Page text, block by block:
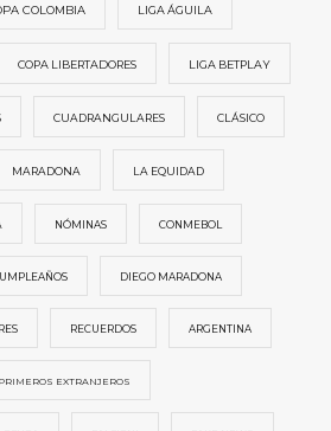
COLOMBIA LIGA ÁGUILA
COPA LIBERTADORES LIGA BETPLAY
CUADRANGULARES CLÁSICO
MARADONA LA EQUIDAD
NÓMINAS CONMEBOL
DIEGO MARADONA
RECUERDOS ARGENTINA
PRIMEROS EXTRANJEROS